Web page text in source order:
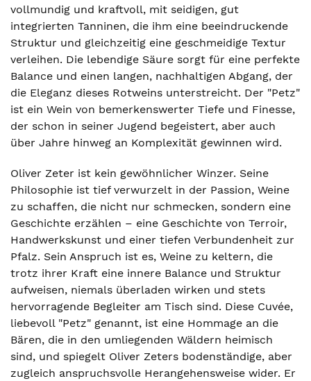
vollmundig und kraftvoll, mit seidigen, gut
integrierten Tanninen, die ihm eine beeindruckende
Struktur und gleichzeitig eine geschmeidige Textur
verleihen. Die lebendige Säure sorgt für eine perfekte
Balance und einen langen, nachhaltigen Abgang, der
die Eleganz dieses Rotweins unterstreicht. Der "Petz"
ist ein Wein von bemerkenswerter Tiefe und Finesse,
der schon in seiner Jugend begeistert, aber auch
über Jahre hinweg an Komplexität gewinnen wird.
Oliver Zeter ist kein gewöhnlicher Winzer. Seine
Philosophie ist tief verwurzelt in der Passion, Weine
zu schaffen, die nicht nur schmecken, sondern eine
Geschichte erzählen – eine Geschichte von Terroir,
Handwerkskunst und einer tiefen Verbundenheit zur
Pfalz. Sein Anspruch ist es, Weine zu keltern, die
trotz ihrer Kraft eine innere Balance und Struktur
aufweisen, niemals überladen wirken und stets
hervorragende Begleiter am Tisch sind. Diese Cuvée,
liebevoll "Petz" genannt, ist eine Hommage an die
Bären, die in den umliegenden Wäldern heimisch
sind, und spiegelt Oliver Zeters bodenständige, aber
zugleich anspruchsvolle Herangehensweise wider. Er